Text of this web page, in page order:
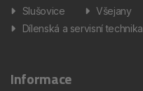
Slušovice
Všejany
Dílenská a servisní technika
Informace